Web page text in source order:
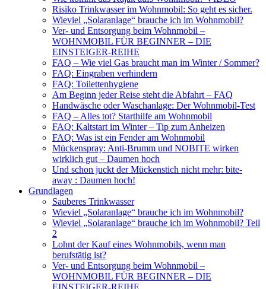
Risiko Trinkwasser im Wohnmobil: So geht es sicher.
Wieviel „Solaranlage“ brauche ich im Wohnmobil?
Ver- und Entsorgung beim Wohnmobil –
WOHNMOBIL FÜR BEGINNER – DIE
EINSTEIGER-REIHE
FAQ – Wie viel Gas braucht man im Winter / Sommer?
FAQ: Eingraben verhindern
FAQ: Toilettenhygiene
Am Beginn jeder Reise steht die Abfahrt – FAQ
Handwäsche oder Waschanlage: Der Wohnmobil-Test
FAQ – Alles tot? Starthilfe am Wohnmobil
FAQ: Kaltstart im Winter – Tip zum Anheizen
FAQ: Was ist ein Fender am Wohnmobil
Mückenspray: Anti-Brumm und NOBITE wirken
wirklich gut – Daumen hoch
Und schon juckt der Mückenstich nicht mehr: bite-
away : Daumen hoch!
Grundlagen
Sauberes Trinkwasser
Wieviel „Solaranlage“ brauche ich im Wohnmobil?
Wieviel „Solaranlage“ brauche ich im Wohnmobil? Teil
2
Lohnt der Kauf eines Wohnmobils, wenn man
berufstätig ist?
Ver- und Entsorgung beim Wohnmobil –
WOHNMOBIL FÜR BEGINNER – DIE
EINSTEIGER-REIHE